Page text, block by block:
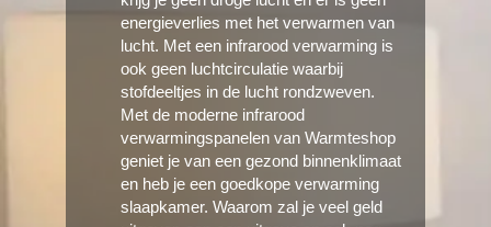
energieverlies met het verwarmen van
lucht. Met een infrarood verwarming is
ook geen luchtcirculatie waarbij
stofdeeltjes in de lucht rondzweven.
Met de moderne infrarood
verwarmingspanelen van Warmteshop
geniet je van een gezond binnenklimaat
en heb je een goedkope verwarming
slaapkamer. Waarom zal je veel geld